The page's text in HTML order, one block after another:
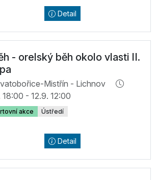
Detail
- orelský běh okolo vlasti II.
Mistřín - Lichnov
18:00 - 12.9. 12:00
akce Ústředí
Detail